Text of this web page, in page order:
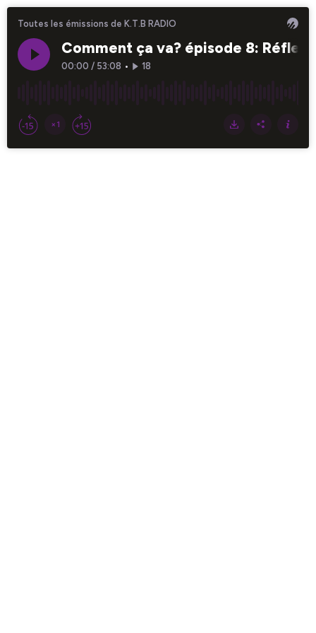
Toutes les émissions de K.T.B RADIO
Comment ça va? épisode 8:
00:00 / 53:08 • 18
×1